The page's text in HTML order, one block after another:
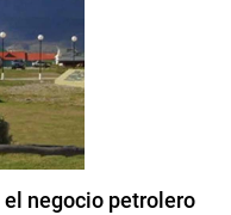
negocio petrolero